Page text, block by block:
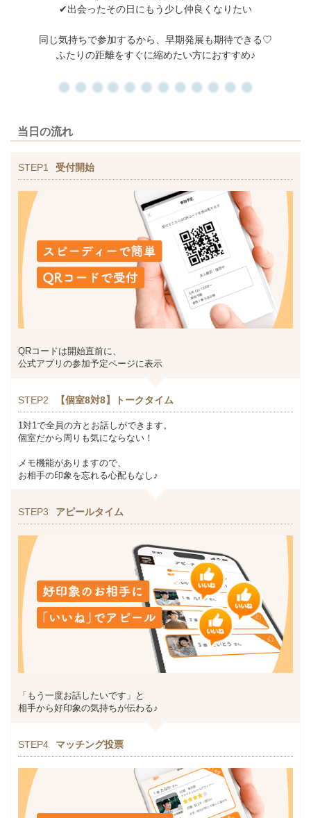
✔出会ったその日にもう少し仲良くなりたい
同じ気持ちで参加するから、 早期発展も期待できる♡
ふたりの距離をすぐに縮めたい方におすすめ♪
当日の流れ
STEP1 受付開始
QRコードは開始直前に、
公式アプリの参加予定ページに表示
STEP2 【個室8対8】トークタイム
1対1で全員の方とお話しができます。
個室だから周りも気にならない！
メモ機能がありますので、
お相手の印象を忘れる心配もなし♪
STEP3 アピールタイム
「もう一度お話したいです」と
相手から好印象の気持ちが伝わる♪
STEP4 マッチング投票